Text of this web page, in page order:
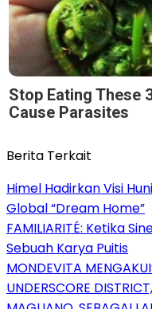
Stop Eating These
Cause Parasites
Berita Terkait
Himel Hadirkan Visi
Global “Dream Home”
FAMILIARITÉ: Ketika
Sebuah Karya Puitis
MONDEVITA
UNDERSCORE